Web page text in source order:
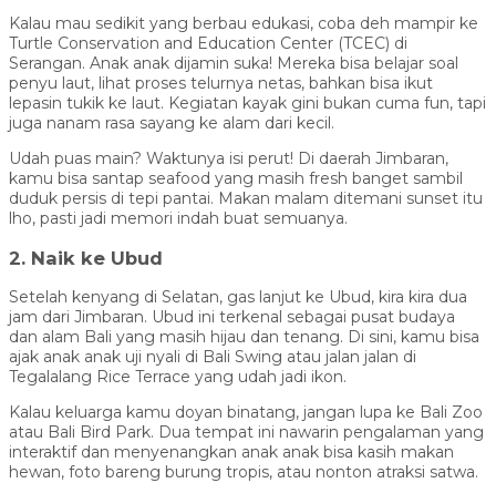
Kalau mau sedikit yang berbau edukasi, coba deh mampir ke
Turtle Conservation and Education Center (TCEC) di
Serangan. Anak anak dijamin suka! Mereka bisa belajar soal
penyu laut, lihat proses telurnya netas, bahkan bisa ikut
lepasin tukik ke laut. Kegiatan kayak gini bukan cuma fun, tapi
juga nanam rasa sayang ke alam dari kecil.
Udah puas main? Waktunya isi perut! Di daerah Jimbaran,
kamu bisa santap seafood yang masih fresh banget sambil
duduk persis di tepi pantai. Makan malam ditemani sunset itu
lho, pasti jadi memori indah buat semuanya.
2. Naik ke Ubud
Setelah kenyang di Selatan, gas lanjut ke Ubud, kira kira dua
jam dari Jimbaran. Ubud ini terkenal sebagai pusat budaya
dan alam Bali yang masih hijau dan tenang. Di sini, kamu bisa
ajak anak anak uji nyali di Bali Swing atau jalan jalan di
Tegalalang Rice Terrace yang udah jadi ikon.
Kalau keluarga kamu doyan binatang, jangan lupa ke Bali Zoo
atau Bali Bird Park. Dua tempat ini nawarin pengalaman yang
interaktif dan menyenangkan anak anak bisa kasih makan
hewan, foto bareng burung tropis, atau nonton atraksi satwa.